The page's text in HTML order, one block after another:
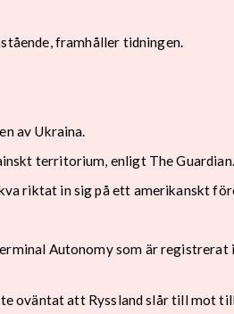
framhåller tidningen.
av Ukraina.
territorium, enligt The Guardian.
riktat in sig på ett amerikanskt
Autonomy som är registrerat
oväntat att Ryssland slår till mot